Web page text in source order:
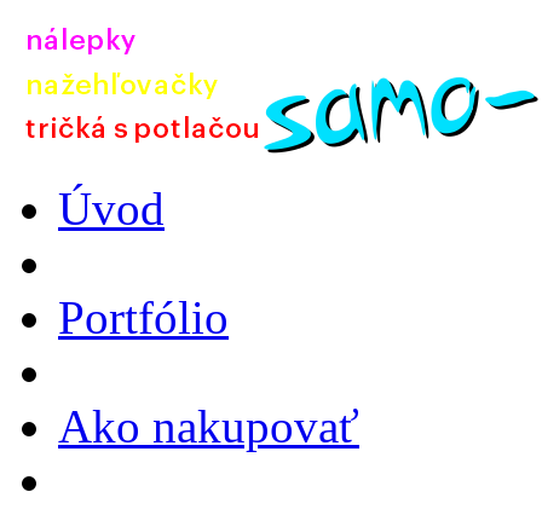
Úvod
Portfólio
Ako nakupovať